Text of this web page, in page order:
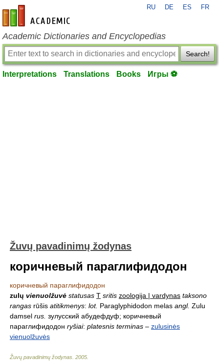
en-academic.com
RU DE ES FR
Academic Dictionaries and Encyclopedias
Search!
Interpretations Translations Books Игры ⚽
Žuvų pavadinimų žodynas
коричневый параглифидодон
коричневый параглифидодон
zulų vienuolžuvė statusas T sritis zoologija | vardynas taksono
rangas rūšis atitikmenys: lot. Paraglyphidodon melas angl. Zulu
damsel rus. зулусский абудефдуф; коричневый
параглифидодон ryšiai: platesnis terminas – zulusinės
vienuolžuvės
Žuvų pavadinimų žodynas 2005